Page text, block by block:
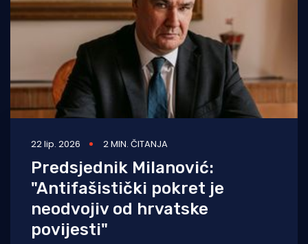
22 lip. 2026 2 MIN. ČITANJA
Predsjednik Milanović:
"Antifašistički pokret je
neodvojiv od hrvatske
povijesti"